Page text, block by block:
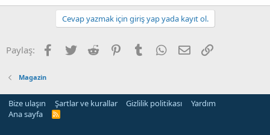
Cevap yazmak için giriş yap yada kayıt ol.
Paylaş: Facebook
Twitter Reddit PinterestTumblr WhatsApp
E-posta
Magazin
Bize ulaşın Şartlar ve kurallar Gizlilik politikası
Yardım
Ana sayfa
R